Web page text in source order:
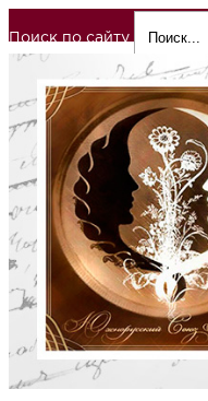
Поиск по сайту